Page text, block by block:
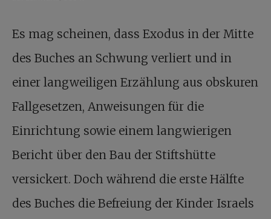
Es mag scheinen, dass Exodus in der Mitte
des Buches an Schwung verliert und in
einer langweiligen Erzählung aus obskuren
Fallgesetzen, Anweisungen für die
Einrichtung sowie einem langwierigen
Bericht über den Bau der Stiftshütte
versickert. Doch während die erste Hälfte
des Buches die Befreiung der Kinder Israels